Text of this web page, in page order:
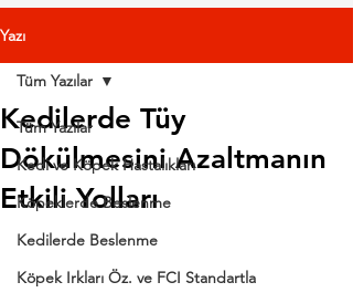
Yazı
Tüm Yazılar
Kedi ve Köpek Hastalıkları
Köpeklerde Beslenme
Kedilerde Beslenme
Köpek Irkları Öz. ve FCI Standartla
Tüm Yazılar
Kedilerde Tüy
Dökülmesini Azaltmanın
Etkili Yolları